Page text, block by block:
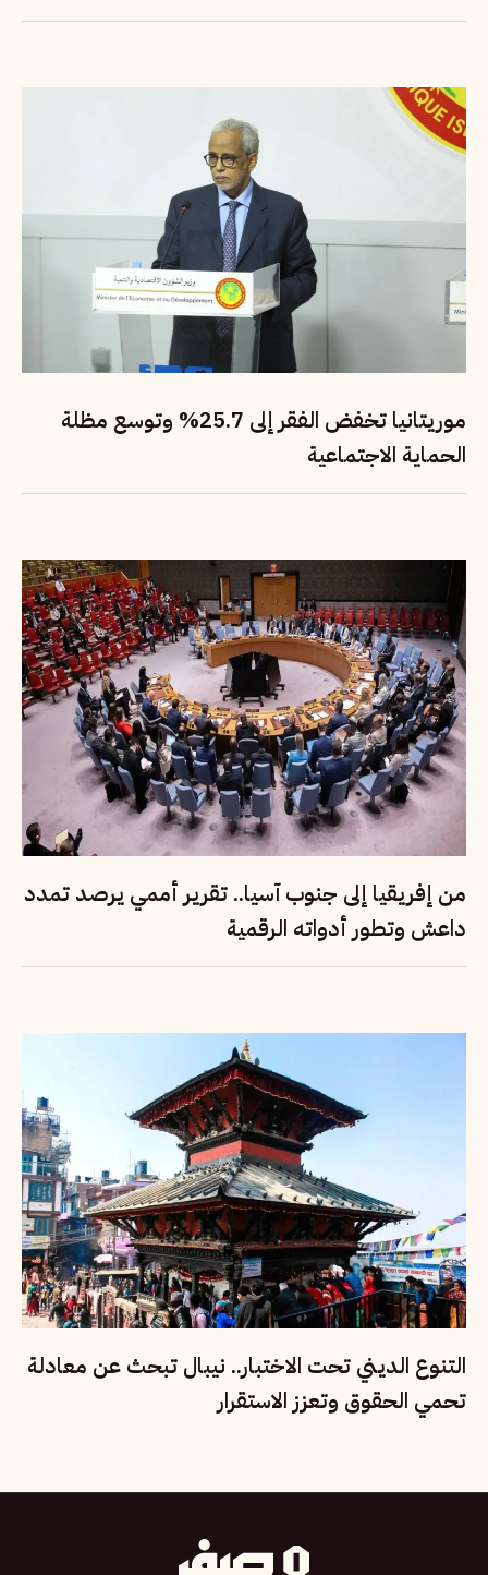
موريتانيا تخفض الفقر إلى 25.7% وتوسع مظلة
الحماية الاجتماعية
من إفريقيا إلى جنوب آسيا.. تقرير أممي يرصد تمدد
داعش وتطور أدواته الرقمية
التنوع الديني تحت الاختبار.. نيبال تبحث عن معادلة
تحمي الحقوق وتعزز الاستقرار